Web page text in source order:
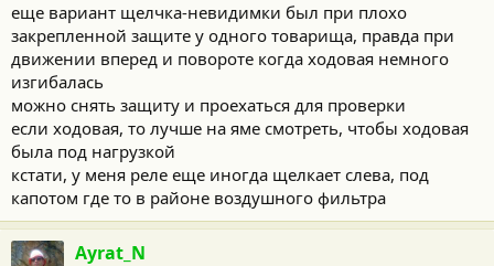
еще вариант щелчка-невидимки был при плохо
закрепленной защите у одного товарища, правда при
движении вперед и повороте когда ходовая немного
изгибалась
можно снять защиту и проехаться для проверки
если ходовая, то лучше на яме смотреть, чтобы ходовая
была под нагрузкой
кстати, у меня реле еще иногда щелкает слева, под
капотом где то в районе воздушного фильтра
Ayrat_N